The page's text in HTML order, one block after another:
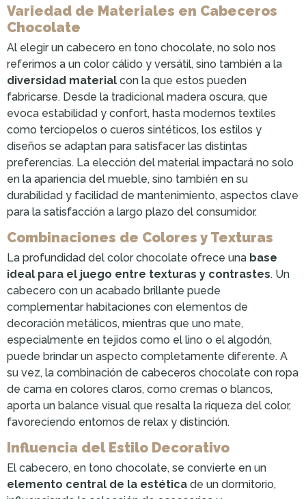
Variedad de Materiales en Cabeceros
Chocolate
Al elegir un cabecero en tono chocolate, no solo nos
referimos a un color cálido y versátil, sino también a la
diversidad material con la que estos pueden
fabricarse. Desde la tradicional madera oscura, que
evoca estabilidad y confort, hasta modernos textiles
como terciopelos o cueros sintéticos, los estilos y
diseños se adaptan para satisfacer las distintas
preferencias. La elección del material impactará no solo
en la apariencia del mueble, sino también en su
durabilidad y facilidad de mantenimiento, aspectos clave
para la satisfacción a largo plazo del consumidor.
Combinaciones de Colores y Texturas
La profundidad del color chocolate ofrece una base
ideal para el juego entre texturas y contrastes. Un
cabecero con un acabado brillante puede
complementar habitaciones con elementos de
decoración metálicos, mientras que uno mate,
especialmente en tejidos como el lino o el algodón,
puede brindar un aspecto completamente diferente. A
su vez, la combinación de cabeceros chocolate con ropa
de cama en colores claros, como cremas o blancos,
aporta un balance visual que resalta la riqueza del color,
favoreciendo entornos de relax y distinción.
Influencia del Estilo Decorativo
El cabecero, en tono chocolate, se convierte en un
elemento central de la estética de un dormitorio,